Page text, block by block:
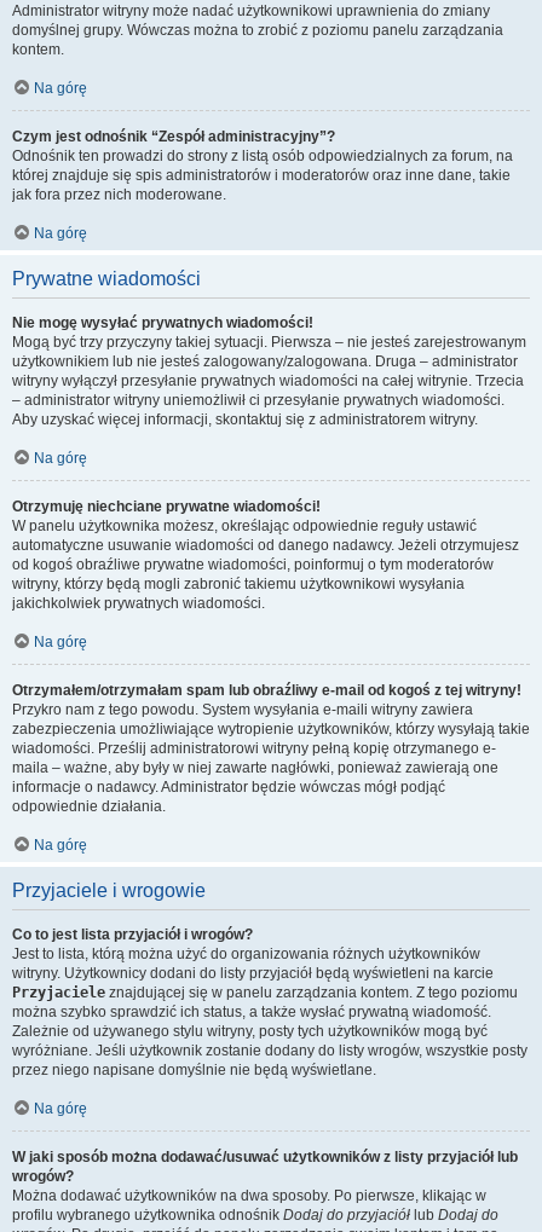
Administrator witryny może nadać użytkownikowi uprawnienia do zmiany
domyślnej grupy. Wówczas można to zrobić z poziomu panelu zarządzania
kontem.
Na górę
Czym jest odnośnik “Zespół administracyjny”?
Odnośnik ten prowadzi do strony z listą osób odpowiedzialnych za forum, na
której znajduje się spis administratorów i moderatorów oraz inne dane, takie
jak fora przez nich moderowane.
Na górę
Prywatne wiadomości
Nie mogę wysyłać prywatnych wiadomości!
Mogą być trzy przyczyny takiej sytuacji. Pierwsza – nie jesteś zarejestrowanym
użytkownikiem lub nie jesteś zalogowany/zalogowana. Druga – administrator
witryny wyłączył przesyłanie prywatnych wiadomości na całej witrynie. Trzecia
– administrator witryny uniemożliwił ci przesyłanie prywatnych wiadomości.
Aby uzyskać więcej informacji, skontaktuj się z administratorem witryny.
Na górę
Otrzymuję niechciane prywatne wiadomości!
W panelu użytkownika możesz, określając odpowiednie reguły ustawić
automatyczne usuwanie wiadomości od danego nadawcy. Jeżeli otrzymujesz
od kogoś obraźliwe prywatne wiadomości, poinformuj o tym moderatorów
witryny, którzy będą mogli zabronić takiemu użytkownikowi wysyłania
jakichkolwiek prywatnych wiadomości.
Na górę
Otrzymałem/otrzymałam spam lub obraźliwy e-mail od kogoś z tej witryny!
Przykro nam z tego powodu. System wysyłania e-maili witryny zawiera
zabezpieczenia umożliwiające wytropienie użytkowników, którzy wysyłają takie
wiadomości. Prześlij administratorowi witryny pełną kopię otrzymanego e-
maila – ważne, aby były w niej zawarte nagłówki, ponieważ zawierają one
informacje o nadawcy. Administrator będzie wówczas mógł podjąć
odpowiednie działania.
Na górę
Przyjaciele i wrogowie
Co to jest lista przyjaciół i wrogów?
Jest to lista, którą można użyć do organizowania różnych użytkowników
witryny. Użytkownicy dodani do listy przyjaciół będą wyświetleni na karcie
Przyjaciele znajdującej się w panelu zarządzania kontem. Z tego poziomu
można szybko sprawdzić ich status, a także wysłać prywatną wiadomość.
Zależnie od używanego stylu witryny, posty tych użytkowników mogą być
wyróżniane. Jeśli użytkownik zostanie dodany do listy wrogów, wszystkie posty
przez niego napisane domyślnie nie będą wyświetlane.
Na górę
W jaki sposób można dodawać/usuwać użytkowników z listy przyjaciół lub
wrogów?
Można dodawać użytkowników na dwa sposoby. Po pierwsze, klikając w
profilu wybranego użytkownika odnośnik Dodaj do przyjaciół lub Dodaj do